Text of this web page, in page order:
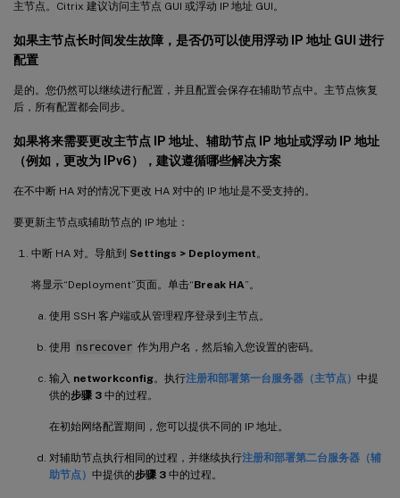
主节点。Citrix 建议访问主节点 GUI 或浮动 IP 地址 GUI。
如果主节点长时间发生故障，是否仍可以使用浮动 IP 地址 GUI 进行
配置
是的。您仍然可以继续进行配置，并且配置会保存在辅助节点中。主节点恢复
后，所有配置都会同步。
如果将来需要更改主节点 IP 地址、辅助节点 IP 地址或浮动 IP 地址
（例如，更改为 IPv6），建议遵循哪些解决方案
在不中断 HA 对的情况下更改 HA 对中的 IP 地址是不受支持的。
要更新主节点或辅助节点的 IP 地址：
中断 HA 对。导航到 Settings > Deployment 。
将显示“Deployment”页面。单击“Break HA”。
使用 SSH 客户端或从管理程序登录到主节点。
使用 nsrecover 作为用户名，然后输入您设置的密码。
输入 networkconfig。执行注册和部署第一台服务器（主节点） 中提
供的步骤 3 中的过程。
在初始网络配置期间，您可以提供不同的 IP 地址。
对辅助节点执行相同的过程，并继续执行注册和部署第二台服务器（辅
助节点） 中提供的步骤 3 中的过程。